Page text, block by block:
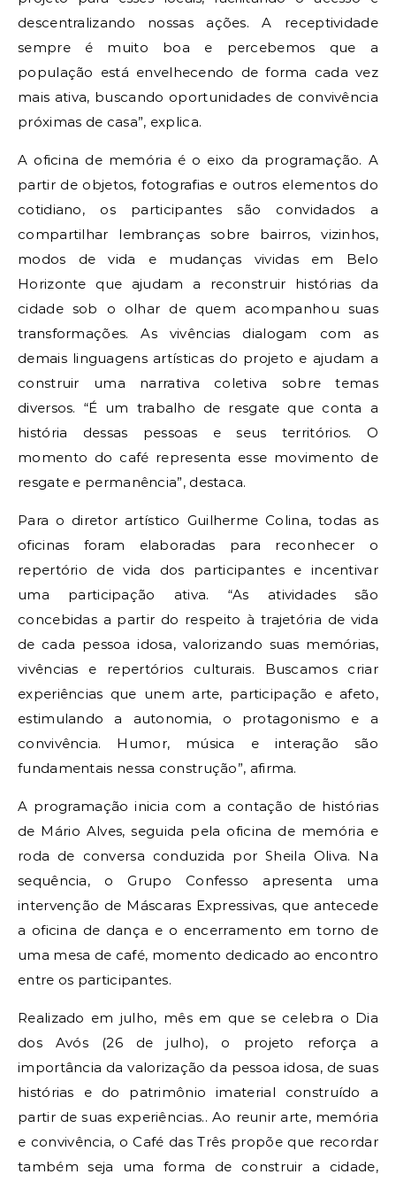
descentralizando nossas ações. A receptividade
sempre é muito boa e percebemos que a
população está envelhecendo de forma cada vez
mais ativa, buscando oportunidades de convivência
próximas de casa”, explica.
A oficina de memória é o eixo da programação. A
partir de objetos, fotografias e outros elementos do
cotidiano, os participantes são convidados a
compartilhar lembranças sobre bairros, vizinhos,
modos de vida e mudanças vividas em Belo
Horizonte que ajudam a reconstruir histórias da
cidade sob o olhar de quem acompanhou suas
transformações. As vivências dialogam com as
demais linguagens artísticas do projeto e ajudam a
construir uma narrativa coletiva sobre temas
diversos. “É um trabalho de resgate que conta a
história dessas pessoas e seus territórios. O
momento do café representa esse movimento de
resgate e permanência”, destaca.
Para o diretor artístico Guilherme Colina, todas as
oficinas foram elaboradas para reconhecer o
repertório de vida dos participantes e incentivar
uma participação ativa. “As atividades são
concebidas a partir do respeito à trajetória de vida
de cada pessoa idosa, valorizando suas memórias,
vivências e repertórios culturais. Buscamos criar
experiências que unem arte, participação e afeto,
estimulando a autonomia, o protagonismo e a
convivência. Humor, música e interação são
fundamentais nessa construção”, afirma.
A programação inicia com a contação de histórias
de Mário Alves, seguida pela oficina de memória e
roda de conversa conduzida por Sheila Oliva. Na
sequência, o Grupo Confesso apresenta uma
intervenção de Máscaras Expressivas, que antecede
a oficina de dança e o encerramento em torno de
uma mesa de café, momento dedicado ao encontro
entre os participantes.
Realizado em julho, mês em que se celebra o Dia
dos Avós (26 de julho), o projeto reforça a
importância da valorização da pessoa idosa, de suas
histórias e do patrimônio imaterial construído a
partir de suas experiências.. Ao reunir arte, memória
e convivência, o Café das Três propõe que recordar
também seja uma forma de construir a cidade,